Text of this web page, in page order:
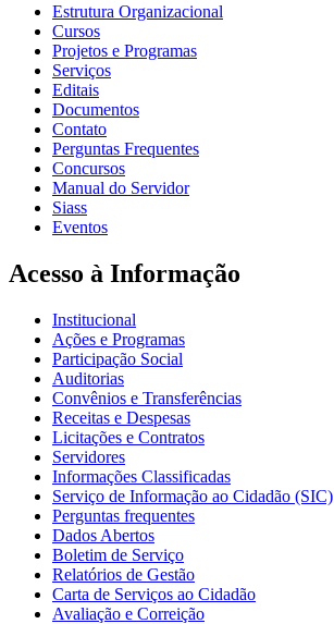
Estrutura Organizacional
Cursos
Projetos e Programas
Serviços
Editais
Documentos
Contato
Perguntas Frequentes
Concursos
Manual do Servidor
Siass
Eventos
Acesso à Informação
Institucional
Ações e Programas
Participação Social
Auditorias
Convênios e Transferências
Receitas e Despesas
Licitações e Contratos
Servidores
Informações Classificadas
Serviço de Informação ao Cidadão (SIC)
Perguntas frequentes
Dados Abertos
Boletim de Serviço
Relatórios de Gestão
Carta de Serviços ao Cidadão
Avaliação e Correição